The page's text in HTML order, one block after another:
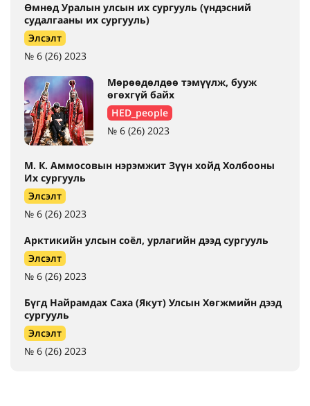
Өмнөд Уралын улсын их сургууль (үндэсний
судалгааны их сургууль)
Элсэлт
№ 6 (26) 2023
Мөрөөдөлдөө тэмүүлж, бууж
өгөхгүй байх
HED_people
№ 6 (26) 2023
М. К. Аммосовын нэрэмжит Зүүн хойд Холбооны
Их сургууль
Элсэлт
№ 6 (26) 2023
Арктикийн улсын соёл, урлагийн дээд сургууль
Элсэлт
№ 6 (26) 2023
Бүгд Найрамдах Саха (Якут) Улсын Хөгжмийн дээд
сургууль
Элсэлт
№ 6 (26) 2023